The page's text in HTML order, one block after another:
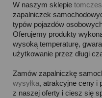
W naszym sklepie
zapalniczek
typów pojazdów
Oferujemy produkty
wysoką temperaturę,
użytkowanie przez długi
Zamów zapalniczkę
wysyłka, atrakcyjne ceny i
z naszej oferty i ciesz się